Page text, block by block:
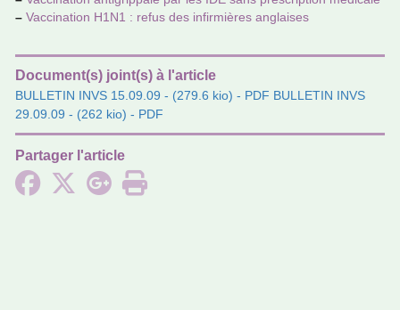
– Vaccination H1N1 : refus des infir­miè­res anglai­ses
Document(s) joint(s) à l'article
BULLETIN INVS 15.09.09 - (279.6 kio) - PDF BULLETIN INVS
29.09.09 - (262 kio) - PDF
Partager l'article